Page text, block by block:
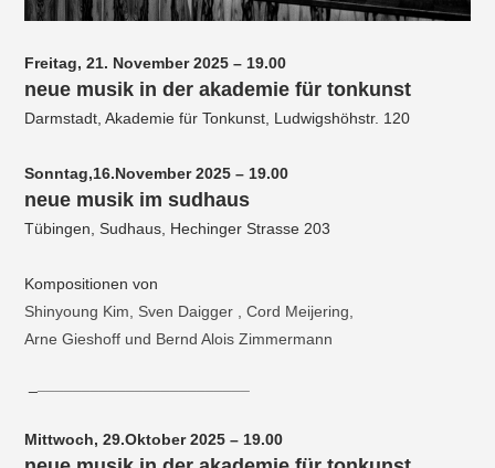
Freitag, 21. November 2025 – 19.00
neue musik in der akademie für tonkunst
Darmstadt, Akademie für Tonkunst, Ludwigshöhstr. 120
Sonntag,16.November 2025 – 19.00
neue musik im sudhaus
Tübingen, Sudhaus, Hechinger Strasse 203
Kompositionen von
Shinyoung Kim, Sven Daigger , Cord Meijering,
Arne Gieshoff und Bernd Alois Zimmermann
Mittwoch, 29.Oktober 2025 – 19.00